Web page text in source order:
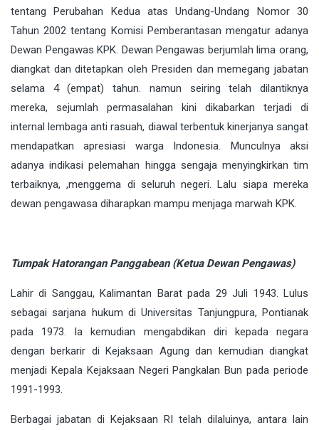
tentang Perubahan Kedua atas Undang-Undang Nomor 30
Tahun 2002 tentang Komisi Pemberantasan mengatur adanya
Dewan Pengawas KPK. Dewan Pengawas berjumlah lima orang,
diangkat dan ditetapkan oleh Presiden dan memegang jabatan
selama 4 (empat) tahun. namun seiring telah dilantiknya
mereka, sejumlah permasalahan kini dikabarkan terjadi di
internal lembaga anti rasuah, diawal terbentuk kinerjanya sangat
mendapatkan apresiasi warga Indonesia. Munculnya aksi
adanya indikasi pelemahan hingga sengaja menyingkirkan tim
terbaiknya, ,menggema di seluruh negeri. Lalu siapa mereka
dewan pengawasa diharapkan mampu menjaga marwah KPK.
Tumpak Hatorangan Panggabean (Ketua Dewan Pengawas)
Lahir di Sanggau, Kalimantan Barat pada 29 Juli 1943. Lulus
sebagai sarjana hukum di Universitas Tanjungpura, Pontianak
pada 1973. Ia kemudian mengabdikan diri kepada negara
dengan berkarir di Kejaksaan Agung dan kemudian diangkat
menjadi Kepala Kejaksaan Negeri Pangkalan Bun pada periode
1991-1993.
Berbagai jabatan di Kejaksaan RI telah dilaluinya, antara lain